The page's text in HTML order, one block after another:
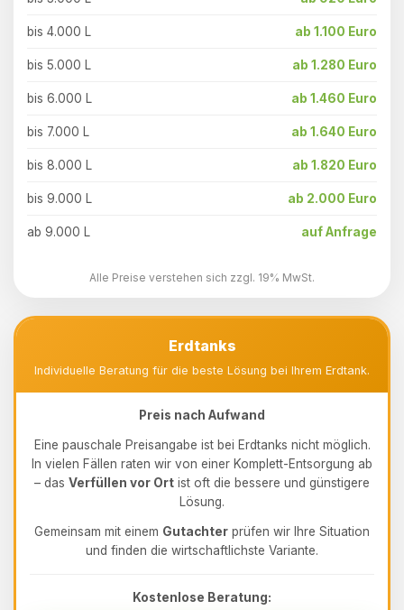
bis 4.000 L ab 1.100 Euro
bis 5.000 L ab 1.280 Euro
bis 6.000 L ab 1.460 Euro
bis 7.000 L ab 1.640 Euro
bis 8.000 L ab 1.820 Euro
bis 9.000 L ab 2.000 Euro
ab 9.000 L auf Anfrage
Alle Preise verstehen sich zzgl. 19% MwSt.
Erdtanks
Individuelle Beratung für die beste Lösung bei Ihrem Erdtank.
Preis nach Aufwand
Eine pauschale Preisangabe ist bei Erdtanks nicht möglich.
In vielen Fällen raten wir von einer Komplett-Entsorgung ab
– das Verfüllen vor Ort ist oft die bessere und günstigere
Lösung.
Gemeinsam mit einem Gutachter prüfen wir Ihre Situation
und finden die wirtschaftlichste Variante.
Kostenlose Beratung: